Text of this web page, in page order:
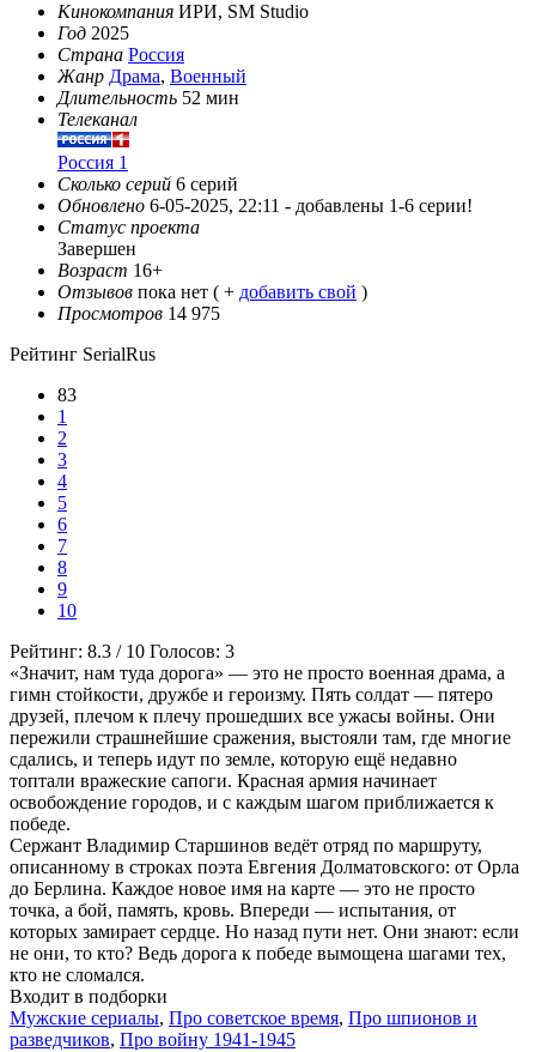
Кинокомпания ИРИ, SМ Studio
Год 2025
Страна Россия
Жанр Драма, Военный
Длительность 52 мин
Телеканал
Россия 1
Сколько серий 6 серий
Обновлено 6-05-2025, 22:11 - добавлены 1-6 серии!
Статус проекта
Завершен
Возраст 16+
Отзывов пока нет ( + добавить свой )
Просмотров 14 975
Рейтинг SerialRus
83
1
2
3
4
5
6
7
8
9
10
Рейтинг: 8.3 / 10 Голосов: 3
«Значит, нам туда дорога» — это не просто военная драма, а
гимн стойкости, дружбе и героизму. Пять солдат — пятеро
друзей, плечом к плечу прошедших все ужасы войны. Они
пережили страшнейшие сражения, выстояли там, где многие
сдались, и теперь идут по земле, которую ещё недавно
топтали вражеские сапоги. Красная армия начинает
освобождение городов, и с каждым шагом приближается к
победе.
Сержант Владимир Старшинов ведёт отряд по маршруту,
описанному в строках поэта Евгения Долматовского: от Орла
до Берлина. Каждое новое имя на карте — это не просто
точка, а бой, память, кровь. Впереди — испытания, от
которых замирает сердце. Но назад пути нет. Они знают: если
не они, то кто? Ведь дорога к победе вымощена шагами тех,
кто не сломался.
Входит в подборки
Мужские сериалы, Про советское время, Про шпионов и
разведчиков, Про войну 1941-1945